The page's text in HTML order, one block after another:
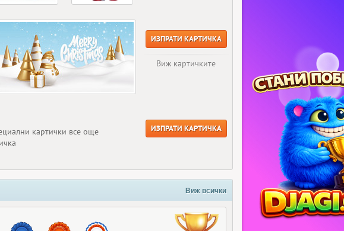
ИЗПРАТИ КАРТИЧКА
Виж картичките
картички все още
ИЗПРАТИ КАРТИЧКА
Виж всички